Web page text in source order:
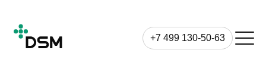
+7 499 130-50-63